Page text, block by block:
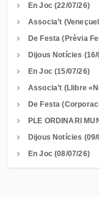
En Joc (22/07/26)
Associa’t
De Festa (Prèvia
Dijous Notícies (16/
En Joc (15/07/26)
Associa’t (Llibre
De Festa
PLE ORDINARI
Dijous Notícies (09/
En Joc (08/07/26)